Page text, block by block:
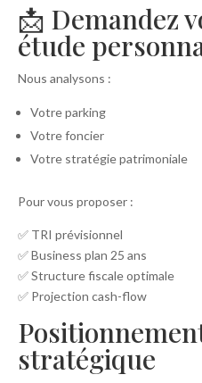
📩 Demandez
étude
Nous analysons :
Votre parking
Votre foncier
Votre stratégie patrimoniale
Pour vous proposer :
✅ TRI prévisionnel
✅ Business plan 25 ans
✅ Structure fiscale optimale
✅ Projection cash-flow
stratégique